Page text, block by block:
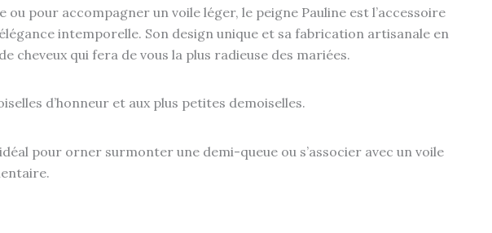
pour accompagner un voile léger, le peigne Pauline est l’accessoire
intemporelle. Son design unique et sa fabrication artisanale en
cheveux qui fera de vous la plus radieuse des mariées.
d’honneur et aux plus petites demoiselles.
pour orner surmonter une demi-queue ou s’associer avec un voile